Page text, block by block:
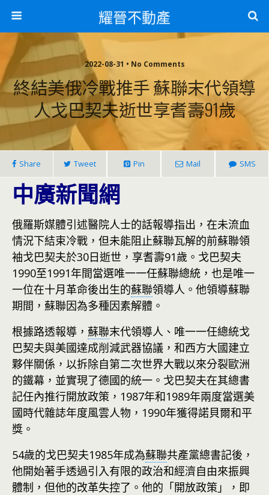
耀晉不動產
2022-08-31 • No Comments
終結美俄冷戰推手 蘇聯末代領導
人戈巴契夫逝世享耆壽91歲
Share Tweet Pin Mail SMS
中廣新聞網
俄羅斯媒體引述醫院人士的話報導指出，在未流血
情況下結束冷戰，但未能阻止蘇聯瓦解的前蘇聯領
袖戈巴契夫於30日逝世，享耆壽91歲。戈巴契夫
1990至1991年間當選唯一一任蘇聯總統，也是唯一
一位在十月革命後出生的蘇聯領導人。他領導蘇聯
期間，蘇聯因為多種因素解體。
根據路透報導， 蘇聯末代領導人、唯一一任總統戈
巴契夫與美國達成削減武器協議，和西方大國建立
夥伴關係，以拆除自第二次世界大戰以來分裂歐洲
的鐵幕，並實現了德國的統一。戈巴契夫在其總書
記任內推行開放政策，1987年和1989年兩度當選美
國時代雜誌年度風雲人物，1990年獲得諾貝爾和平
獎。
54歲的戈巴契夫1985年成為蘇聯共產黨總書記後，
他開始著手透過引入有限的政治和經濟自由來振興
體制，但他的改革失控了。他的「開放政策」，即